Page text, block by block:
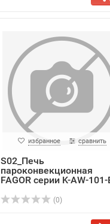
избранное сравнить
S02_Печь
пароконвекционная
FAGOR серии K-AW-101-
(0)